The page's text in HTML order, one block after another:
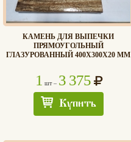
КАМЕНЬ ДЛЯ ВЫПЕЧКИ
ПРЯМОУГОЛЬНЫЙ
ГЛАЗУРОВАННЫЙ 400Х300Х20 ММ
1 шт – 3 375
Купить